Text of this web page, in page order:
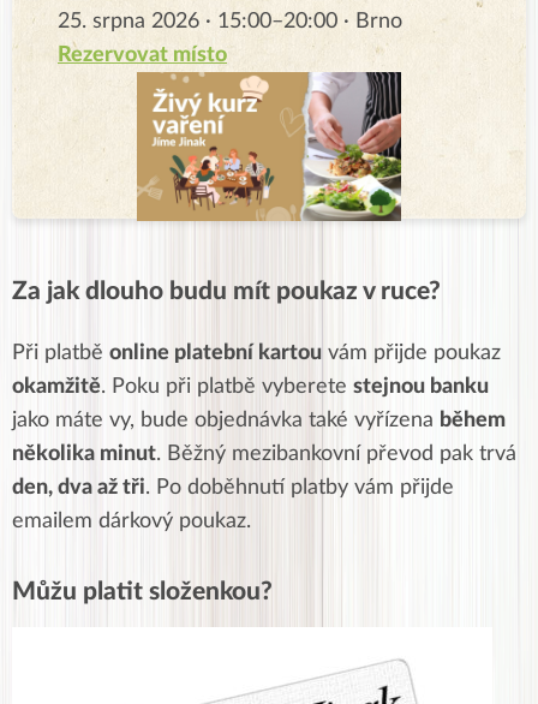
25. srpna 2026 · 15:00–20:00 · Brno
Rezervovat místo
Za jak dlouho budu mít poukaz v ruce?
Při platbě online platební kartou vám přijde poukaz
okamžitě. Poku při platbě vyberete stejnou banku
jako máte vy, bude objednávka také vyřízena během
několika minut. Běžný mezibankovní převod pak trvá
den, dva až tři. Po doběhnutí platby vám přijde
emailem dárkový poukaz.
Můžu platit složenkou?